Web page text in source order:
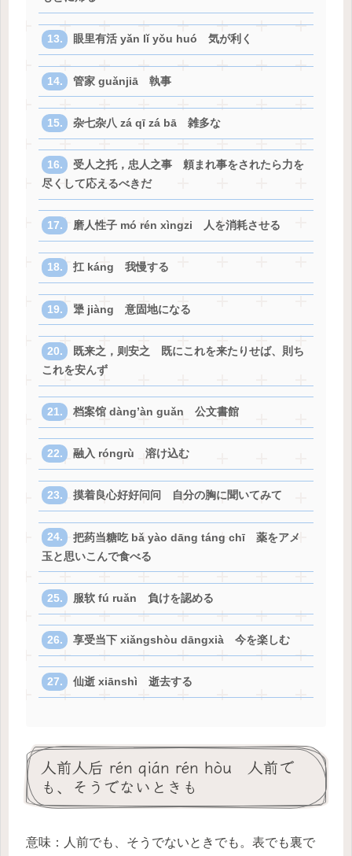
眼里有活 yǎn lǐ yǒu huó 気が利く
管家 guǎnjiā 執事
杂七杂八 zá qī zá bā 雑多な
受人之托，忠人之事 頼まれ事をされたら力を
尽くして応えるべきだ
磨人性子 mó rén xìngzi 人を消耗させる
扛 káng 我慢する
犟 jiàng 意固地になる
既来之，则安之 既にこれを来たりせば、則ち
これを安んず
档案馆 dàng’àn guǎn 公文書館
融入 róngrù 溶け込む
摸着良心好好问问 自分の胸に聞いてみて
把药当糖吃 bǎ yào dāng táng chī 薬をアメ
玉と思いこんで食べる
服软 fú ruǎn 負けを認める
享受当下 xiǎngshòu dāngxià 今を楽しむ
仙逝 xiānshì 逝去する
人前人后 rén qián rén hòu 人前で
も、そうでないときも
意味：人前でも、そうでないときでも。表でも裏で